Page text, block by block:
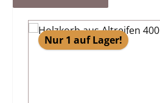
Produktgalerie überspringen
Nur 1 auf Lager!